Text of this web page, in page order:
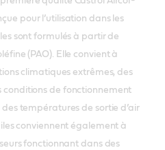
pour l’utilisation dans les
sont formulés à partir de
(PAO). Elle convient à
climatiques extrêmes, des
conditions de fonctionnement
des températures de sortie d’air
conviennent également à
fonctionnant dans des